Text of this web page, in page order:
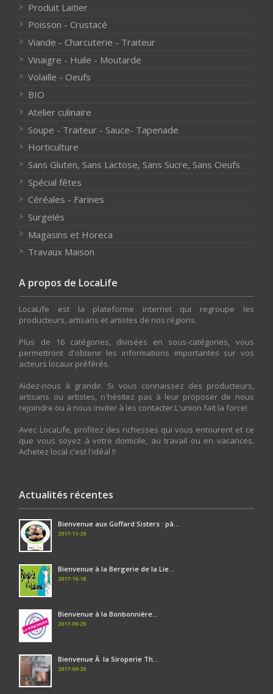
Produit Laitier
Poisson - Crustacé
Viande - Charcuterie - Traiteur
Vinaigre - Huile - Moutarde
Volaille - Oeufs
BIO
Atelier culinaire
Soupe - Traiteur - Sauce- Tapenade
Horticulture
Sans Gluten, Sans Lactose, Sans Sucre, Sans Oeufs
Spécial fêtes
Céréales - Farines
Surgelés
Magasins et Horeca
Travaux Maison
A propos de LocaLife
LocaLife est la plateforme internet qui regroupe les
producteurs, artisans et artistes de nos régions.
Plus de 16 catégories, divisées en sous-catégories, vous
permettront d'obtenir les informations importantes sur vos
acteurs locaux préférés.
Aidez-nous à grandir. Si vous connaissez des producteurs,
artisans ou artistes, n'hésitez pas à leur proposer de nous
rejoindre ou à nous inviter à les contacter.L'union fait la force!
Avec LocaLife, profitez des richesses qui vous entourent et ce
que vous soyez à votre domicile, au travail ou en vacances.
Achetez local c'est l'idéal !!
Actualités récentes
Bienvenue aux Goffard Sisters : pâ...
2017-11-29
Bienvenue à la Bergerie de la Lie...
2017-10-18
Bienvenue à la Bonbonnière...
2017-09-29
Bienvenue Ã la Siroperie Th...
2017-09-29